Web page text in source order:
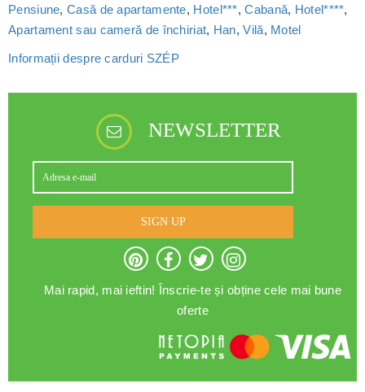
Pensiune,Casă de apartamente, Hotel***,Cabană, Hotel****,
Apartament sau cameră de închiriat, Han,Vilă, Motel
Informații despre carduri SZÉP
NEWSLETTER
SIGN UP
Mai rapid, mai ieftin! Înscrie-te și obține cele mai bune
oferte